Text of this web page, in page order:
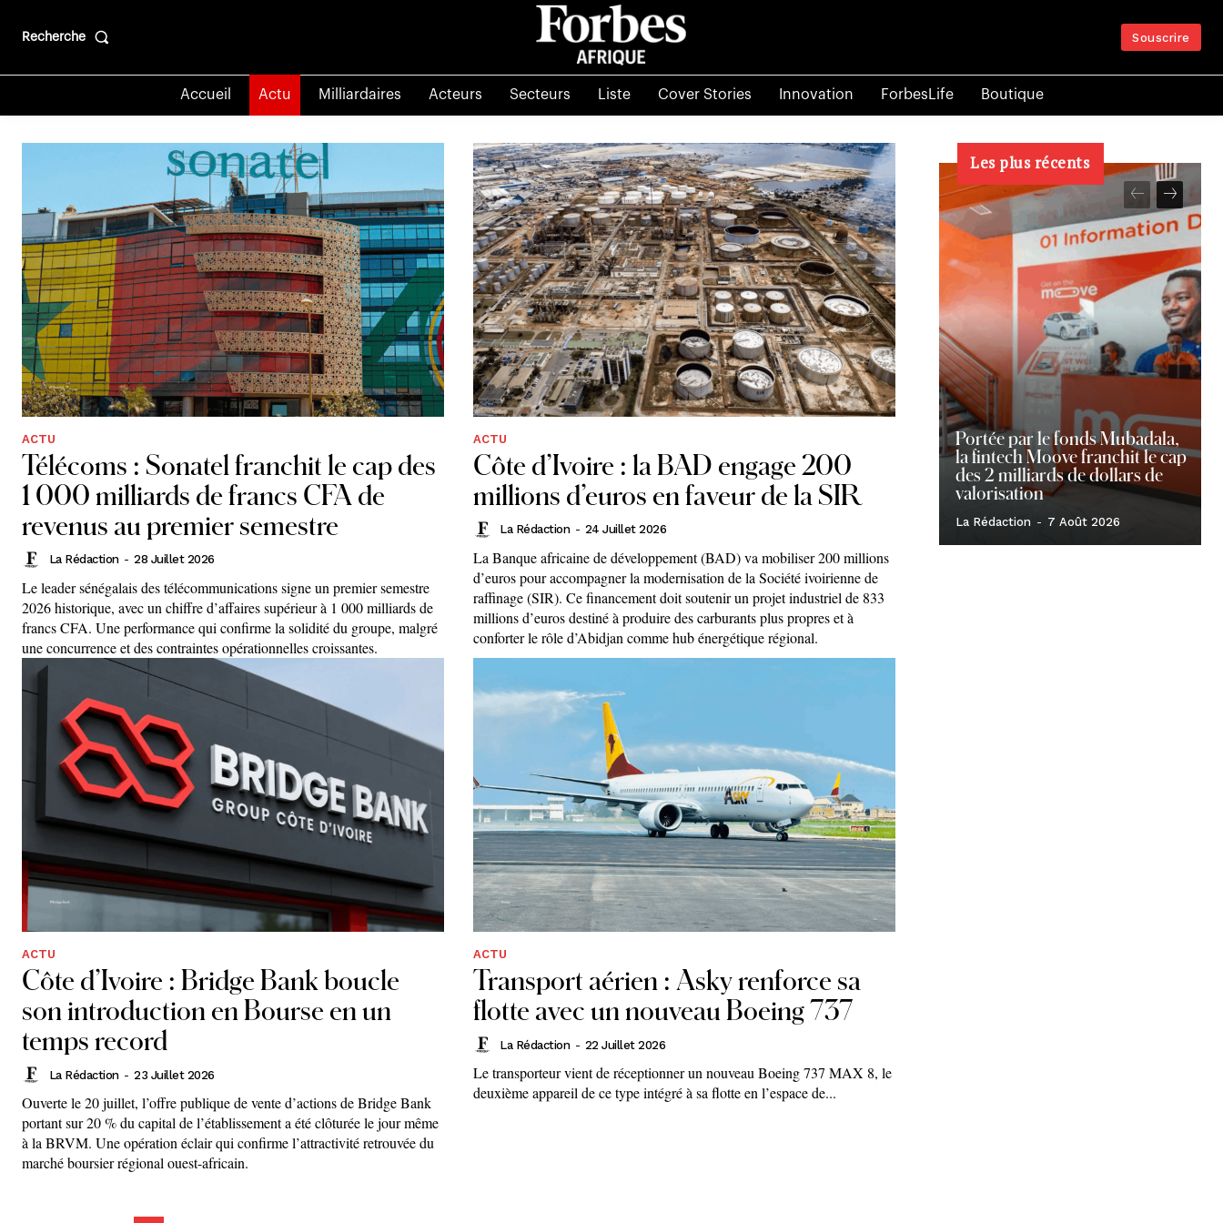
Recherche Souscrire
Accueil Actu Milliardaires Acteurs Secteurs Liste Cover Stories Innovation ForbesLife Boutique
ACTU
Télécoms : Sonatel franchit le cap des
1 000 milliards de francs CFA de
revenus au premier semestre
La Rédaction - 28 Juillet 2026
Le leader sénégalais des télécommunications signe un premier semestre
2026 historique, avec un chiffre d’affaires supérieur à 1 000 milliards de
francs CFA. Une performance qui confirme la solidité du groupe, malgré
une concurrence et des contraintes opérationnelles croissantes.
ACTU
Côte d’Ivoire : la BAD engage 200
millions d’euros en faveur de la SIR
La Rédaction - 24 Juillet 2026
La Banque africaine de développement (BAD) va mobiliser 200 millions
d’euros pour accompagner la modernisation de la Société ivoirienne de
raffinage (SIR). Ce financement doit soutenir un projet industriel de 833
millions d’euros destiné à produire des carburants plus propres et à
conforter le rôle d’Abidjan comme hub énergétique régional.
ACTU
Côte d’Ivoire : Bridge Bank boucle
son introduction en Bourse en un
temps record
La Rédaction - 23 Juillet 2026
Ouverte le 20 juillet, l’offre publique de vente d’actions de Bridge Bank
portant sur 20 % du capital de l’établissement a été clôturée le jour même
à la BRVM. Une opération éclair qui confirme l’attractivité retrouvée du
marché boursier régional ouest-africain.
ACTU
Transport aérien : Asky renforce sa
flotte avec un nouveau Boeing 737
La Rédaction - 22 Juillet 2026
Le transporteur vient de réceptionner un nouveau Boeing 737 MAX 8, le
deuxième appareil de ce type intégré à sa flotte en l’espace de...
Les plus récents
Portée par le fonds Mubadala,
la fintech Moove franchit le cap
des 2 milliards de dollars de
valorisation
La Rédaction - 7 Août 2026